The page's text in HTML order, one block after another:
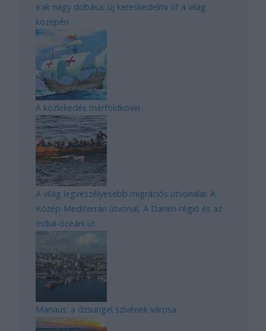
Irak nagy dobása: új kereskedelmi út a világ
közepén
A közlekedés mérföldkövei
A világ legveszélyesebb migrációs útvonalai: A
Közép-Mediterrán útvonal, A Darién-régió és az
Indiai-óceáni út
Manaus: a dzsungel szívének városa